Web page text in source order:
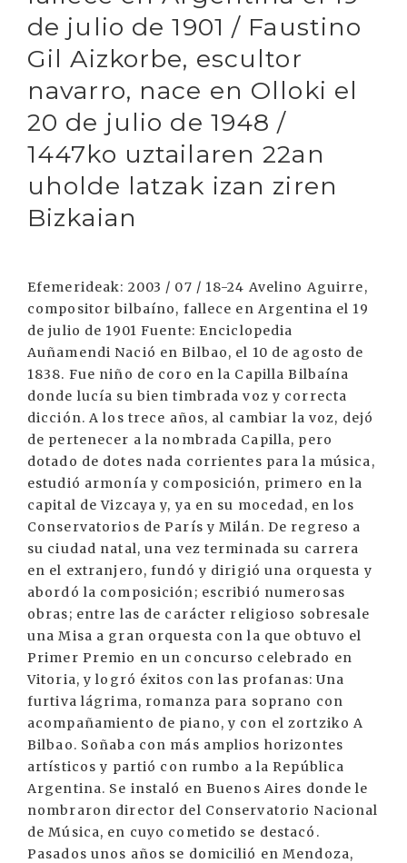
de julio de 1901 / Faustino
Gil Aizkorbe, escultor
navarro, nace en Olloki el
20 de julio de 1948 /
1447ko uztailaren 22an
uholde latzak izan ziren
Bizkaian
Efemerideak: 2003 / 07 / 18-24 Avelino Aguirre,
compositor bilbaíno, fallece en Argentina el 19
de julio de 1901 Fuente: Enciclopedia
Auñamendi Nació en Bilbao, el 10 de agosto de
1838. Fue niño de coro en la Capilla Bilbaína
donde lucía su bien timbrada voz y correcta
dicción. A los trece años, al cambiar la voz, dejó
de pertenecer a la nombrada Capilla, pero
dotado de dotes nada corrientes para la música,
estudió armonía y composición, primero en la
capital de Vizcaya y, ya en su mocedad, en los
Conservatorios de París y Milán. De regreso a
su ciudad natal, una vez terminada su carrera
en el extranjero, fundó y dirigió una orquesta y
abordó la composición; escribió numerosas
obras; entre las de carácter religioso sobresale
una Misa a gran orquesta con la que obtuvo el
Primer Premio en un concurso celebrado en
Vitoria, y logró éxitos con las profanas: Una
furtiva lágrima, romanza para soprano con
acompañamiento de piano, y con el zortziko A
Bilbao. Soñaba con más amplios horizontes
artísticos y partió con rumbo a la República
Argentina. Se instaló en Buenos Aires donde le
nombraron director del Conservatorio Nacional
de Música, en cuyo cometido se destacó.
Pasados unos años se domicilió en Mendoza,